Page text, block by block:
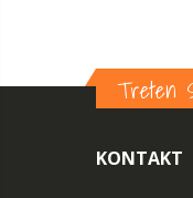
Treten
KONTAKT